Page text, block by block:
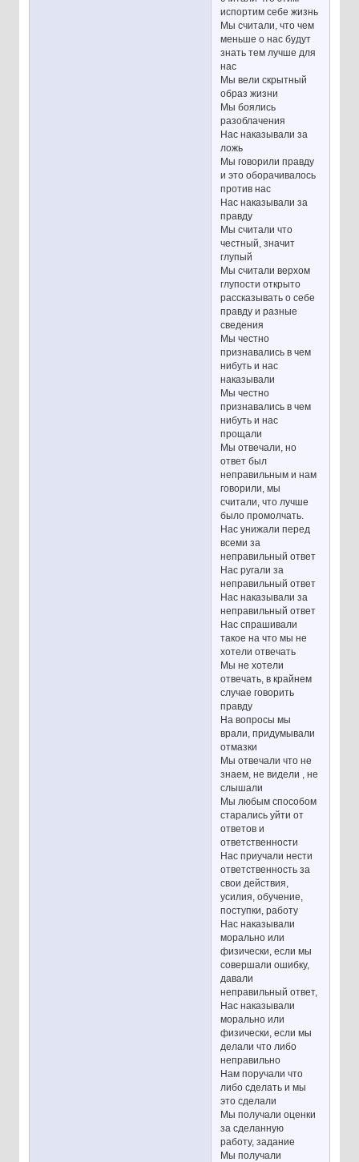
испортим себе жизнь
Мы считали, что чем
меньше о нас будут
знать тем лучше для
нас
Мы вели скрытный
образ жизни
Мы боялись
разоблачения
Нас наказывали за
ложь
Мы говорили правду
и это оборачивалось
против нас
Нас наказывали за
правду
Мы считали что
честный, значит
глупый
Мы считали верхом
глупости открыто
рассказывать о себе
правду и разные
сведения
Мы честно
признавались в чем
нибуть и нас
наказывали
Мы честно
признавались в чем
нибуть и нас
прощали
Мы отвечали, но
ответ был
неправильным и нам
говорили, мы
считали, что лучше
было промолчать.
Нас унижали перед
всеми за
неправильный ответ
Нас ругали за
неправильный ответ
Нас наказывали за
неправильный ответ
Нас спрашивали
такое на что мы не
хотели отвечать
Мы не хотели
отвечать, в крайнем
случае говорить
правду
На вопросы мы
врали, придумывали
отмазки
Мы отвечали что не
знаем, не видели , не
слышали
Мы любым способом
старались уйти от
ответов и
ответственности
Нас приучали нести
ответственность за
свои действия,
усилия, обучение,
поступки, работу
Нас наказывали
морально или
физически, если мы
совершали ошибку,
давали
неправильный ответ,
Нас наказывали
морально или
физически, если мы
делали что либо
неправильно
Нам поручали что
либо сделать и мы
это сделали
Мы получали оценки
за сделанную
работу, задание
Мы получали